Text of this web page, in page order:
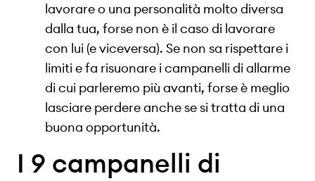
lavorare o una personalità molto diversa
dalla tua, forse non è il caso di lavorare
con lui (e viceversa). Se non sa rispettare i
limiti e fa risuonare i campanelli di allarme
di cui parleremo più avanti, forse è meglio
lasciare perdere anche se si tratta di una
buona opportunità.
I 9 campanelli di